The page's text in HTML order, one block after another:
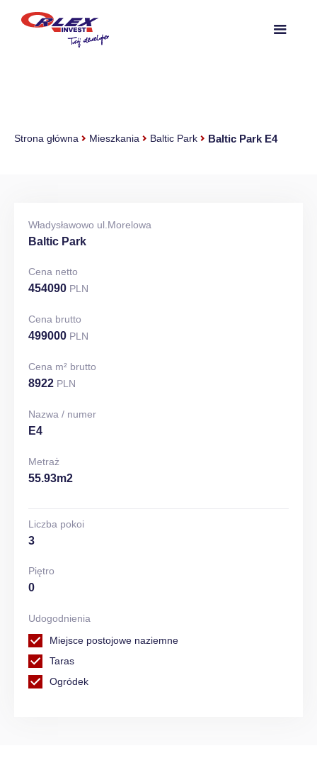
Strona główna Mieszkania Baltic Park Baltic Park E4
Władysławowo ul.Morelowa
Baltic Park
Cena netto
454090 PLN
Cena brutto
499000 PLN
Cena m² brutto
8922 PLN
Nazwa / numer
E4
Metraż
55.93m2
Liczba pokoi
3
Piętro
0
Udogodnienia
Miejsce postojowe naziemne
Taras
Ogródek